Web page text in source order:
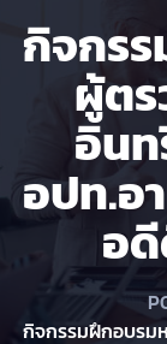
กิจกร
ผู้ต
อิน
อปท.อ
อ
กิจกรรมฝึกอบรม